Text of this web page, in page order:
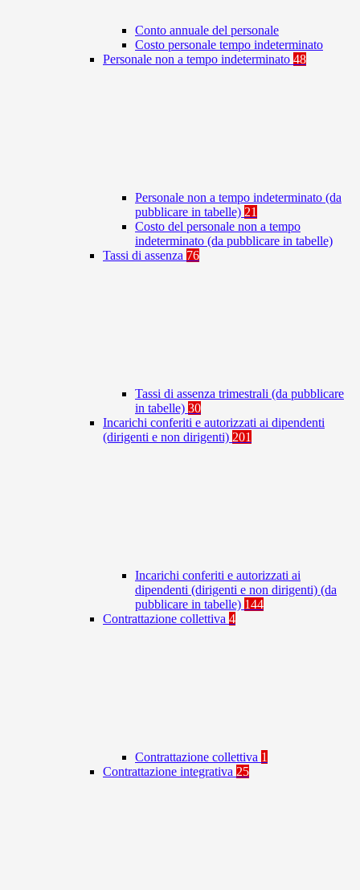
Conto annuale del personale
Costo personale tempo indeterminato
Personale non a tempo indeterminato 48
Personale non a tempo indeterminato (da
pubblicare in tabelle) 21
Costo del personale non a tempo
indeterminato (da pubblicare in tabelle)
Tassi di assenza 76
Tassi di assenza trimestrali (da pubblicare
in tabelle) 30
Incarichi conferiti e autorizzati ai dipendenti
(dirigenti e non dirigenti) 201
Incarichi conferiti e autorizzati ai
dipendenti (dirigenti e non dirigenti) (da
pubblicare in tabelle) 144
Contrattazione collettiva 4
Contrattazione collettiva 1
Contrattazione integrativa 25